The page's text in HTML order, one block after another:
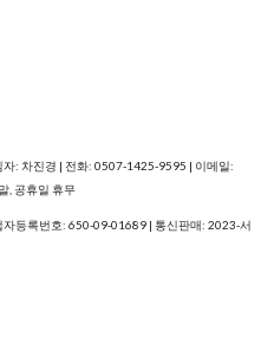
: 차진경 | 전화: 0507-1425-9595 | 이메일:
, 공휴일 휴무
등록번호: 650-09-01689 | 통신판매: 2023-서